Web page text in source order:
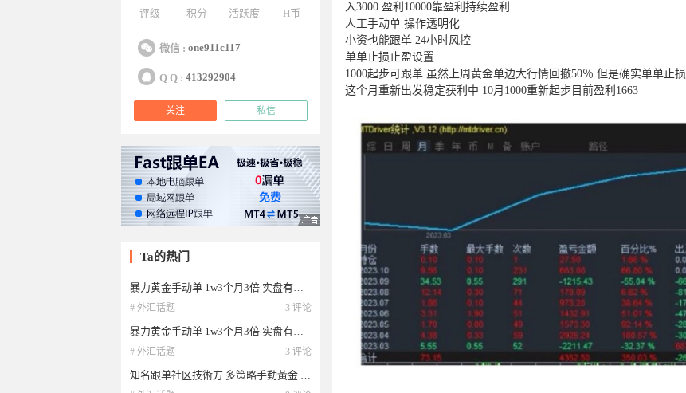
入3000 盈利10000靠盈利持续盈利
人工手动单 操作透明化
小资也能跟单 24小时风控
单单止损止盈设置
1000起步可跟单 虽然上周黄金单边大行情回撤50％ 但是确实单单止损
这个月重新出发稳定获利中 10月1000重新起步目前盈利1663
评级
积分
活跃度
H币
微信 : one911c117
Q Q : 413292904
关注 私信
Ta的热门
暴力黄金手动单 1w3个月3倍 实盘有兴趣可+聊
# 外汇话题 3 评论
暴力黄金手动单 1w3个月3倍 实盘有兴趣可+聊
# 外汇话题 3 评论
知名跟单社区技術方 多策略手動黃金 貨幣 原油穩定翻倍 有興趣來看看